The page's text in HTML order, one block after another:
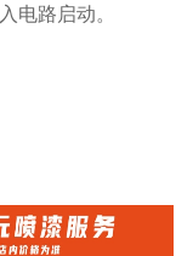
电路启动。